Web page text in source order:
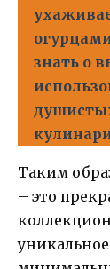
знать о
Таким
– это